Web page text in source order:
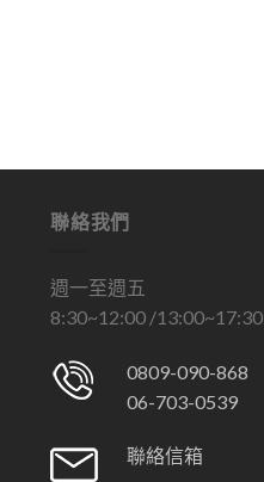
聯絡我們
週一至週五
8:30~12:00 /13:00~17:30
0809-090-868
06-703-0539
聯絡信箱